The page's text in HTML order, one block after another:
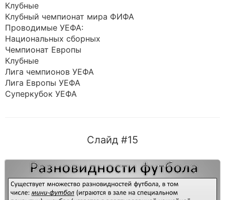
Клубные
Клубный чемпионат мира ФИФА
Проводимые УЕФА:
Национальных сборных
Чемпионат Европы
Клубные
Лига чемпионов УЕФА
Лига Европы УЕФА
Суперкубок УЕФА
Слайд #15